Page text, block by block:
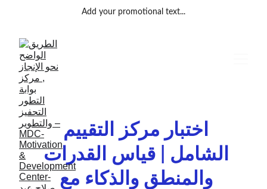
Add your promotional text...
اختبار مركز التقييم
الشامل | قياس القدرات
والمنطق والذكاء مع